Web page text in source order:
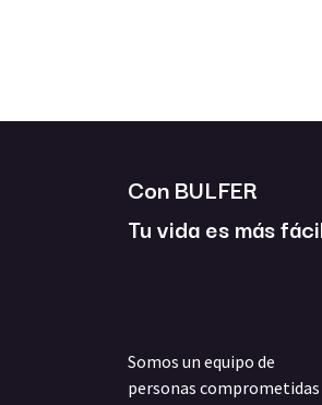
Con BULFER
Tu vida es más
Somos un equipo de
personas comprometidas